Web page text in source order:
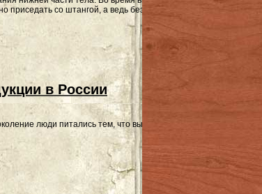
со штангой, а ведь без этого упражнения
в России
люди питались тем, что вырастили своими руками,